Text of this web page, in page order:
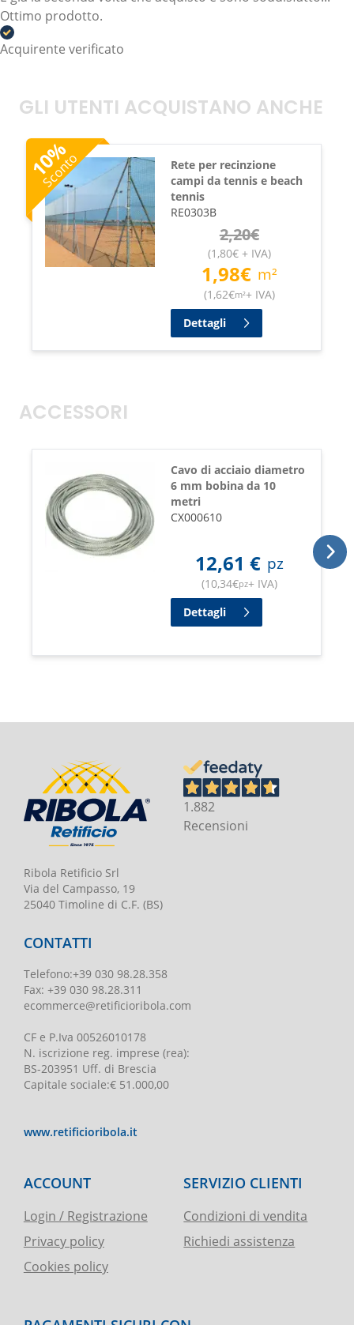
Ottimo prodotto.
Acquirente verificato
GLI UTENTI ACQUISTANO ANCHE
10
%
Sconto
Rete per recinzione
campi da tennis e beach
tennis
RE0303B
2,20€
(1,80€+ IVA)
1,98€ m²
(1,62€m²+ IVA)
Dettagli
ACCESSORI
Cavo di acciaio diametro
6 mm bobina da 10
metri
CX000610
12,61 € pz
(10,34€pz+ IVA)
Dettagli
Ribola Retificio Srl
Via del Campasso, 19
25040 Timoline di C.F. (BS)
1.882
Recensioni
CONTATTI
Telefono:+39 030 98.28.358
Fax: +39 030 98.28.311
ecommerce@retificioribola.com
CF e P.Iva 00526010178
N. iscrizione reg. imprese (rea):
BS-203951 Uff. di Brescia
Capitale sociale:€ 51.000,00
www.retificioribola.it
ACCOUNT
Login / Registrazione
Privacy policy
Cookies policy
SERVIZIO CLIENTI
Condizioni di vendita
Richiedi assistenza